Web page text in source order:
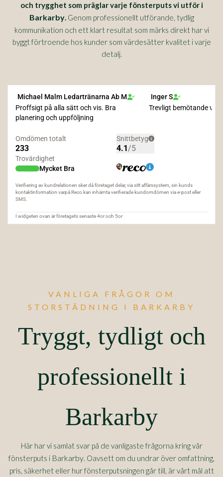
och trygghet som präglar varje fönsterputs vi utför i
Barkarby. Genom professionellt utförande, tydlig
kommunikation och ett klart resultat som märks direkt har vi
byggt förtroende hos kunder som värdesätter kvalitet i varje
detalj.
VANLIGA FRÅGOR OM
STORSTÄDNING I BARKARBY
Tryggt, tydligt och
professionellt i
Barkarby
Här har vi samlat svar på de vanligaste frågorna kring vår
fönsterputs i Barkarby. Oavsett om du undrar över omfattning,
pris, säkerhet eller hur fönsterputsningen går till, är vårt mål att